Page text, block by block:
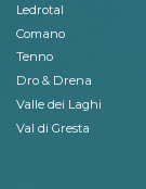
Ledrotal
Comano
Tenno
Dro & Drena
Valle dei Laghi
Val di Gresta